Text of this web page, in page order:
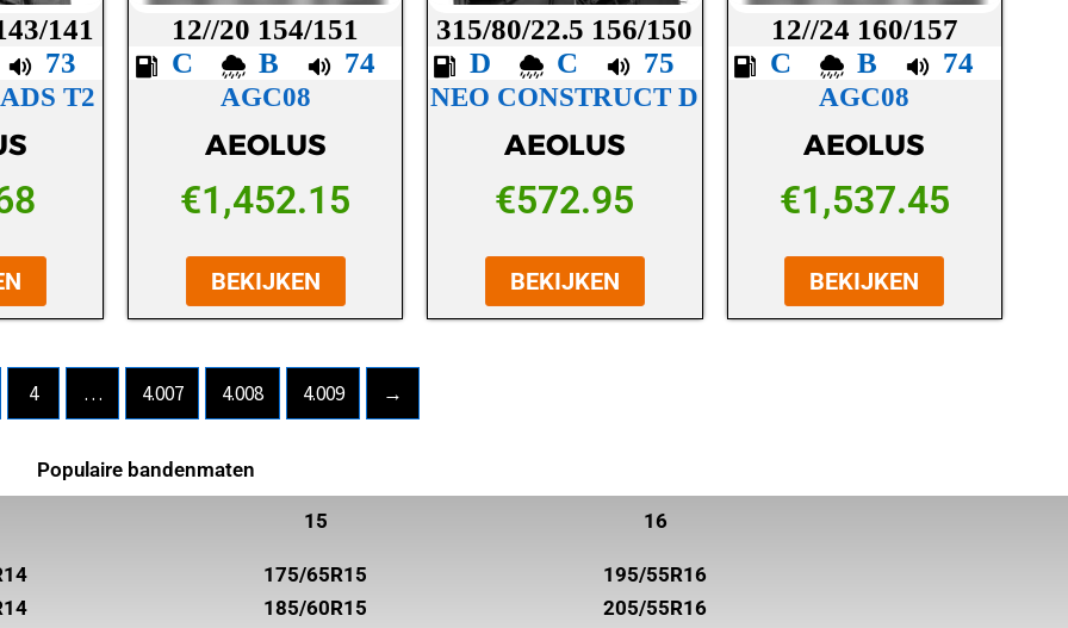
141
73
T2
12//20 154/151
C
B 74
AGC08
AEOLUS
€1,452.15
BEKIJKEN
315/80/22.5 156/150
D
C 75
NEO CONSTRUCT D
AEOLUS
€572.95
BEKIJKEN
12//24 160/157
C
B 74
AGC08
AEOLUS
€1,537.45
BEKIJKEN
4 … 4.007 4.008 4.009 →
Populaire bandenmaten
15
175/65R15
185/60R15
16
195/55R16
205/55R16